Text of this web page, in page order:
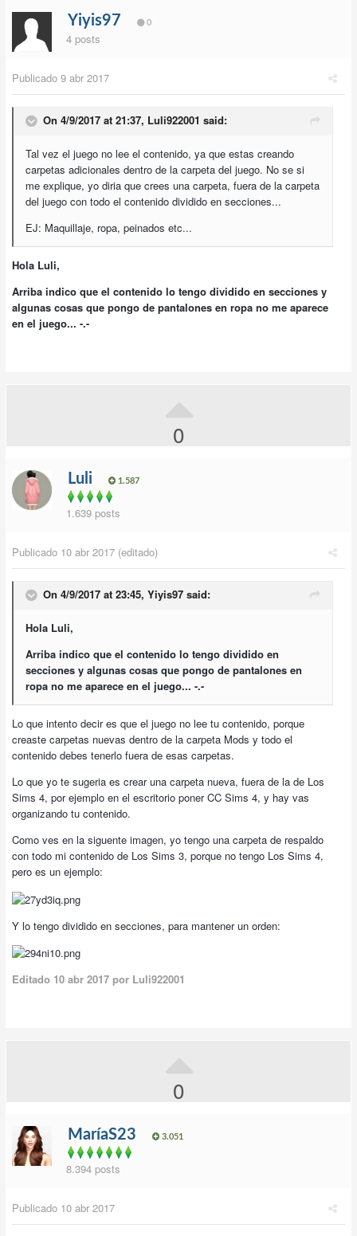
Yiyis97 0
4 posts
Publicado 9 abr 2017
On 4/9/2017 at 21:37, Luli922001 said:
Tal vez el juego no lee el contenido, ya que estas creando
carpetas adicionales dentro de la carpeta del juego. No se si
me explique, yo diria que crees una carpeta, fuera de la carpeta
del juego con todo el contenido dividido en secciones...
EJ: Maquillaje, ropa, peinados etc...
Hola Luli,
Arriba indico que el contenido lo tengo dividido en secciones y
algunas cosas que pongo de pantalones en ropa no me aparece
en el juego... -.-
0
Luli 1.587
1.639 posts
Publicado 10 abr 2017 (editado)
On 4/9/2017 at 23:45, Yiyis97 said:
Hola Luli,
Arriba indico que el contenido lo tengo dividido en
secciones y algunas cosas que pongo de pantalones en
ropa no me aparece en el juego... -.-
Lo que intento decir es que el juego no lee tu contenido, porque
creaste carpetas nuevas dentro de la carpeta Mods y todo el
contenido debes tenerlo fuera de esas carpetas.
Lo que yo te sugeria es crear una carpeta nueva, fuera de la de Los
Sims 4, por ejemplo en el escritorio poner CC Sims 4, y hay vas
organizando tu contenido.
Como ves en la siguente imagen, yo tengo una carpeta de respaldo
con todo mi contenido de Los Sims 3, porque no tengo Los Sims 4,
pero es un ejemplo:
Y lo tengo dividido en secciones, para mantener un orden:
Editado 10 abr 2017 por Luli922001
0
MaríaS23 3.051
8.394 posts
Publicado 10 abr 2017